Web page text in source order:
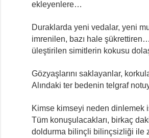
ekleyenlere…
Duraklarda yeni vedalar, yeni
imrenilen, bazı hale
üleştirilen simitlerin kokusu
Gözyaşlarını saklayanlar,
Alındaki ter bedenin telgraf
Kimse kimseyi neden dinlemek
Tüm konuşulacakları, birkaç
doldurma bilinçli bilinçsizliği ile